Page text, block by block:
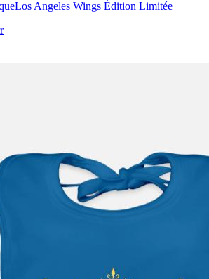
Los Angeles Wings Édition Limitée